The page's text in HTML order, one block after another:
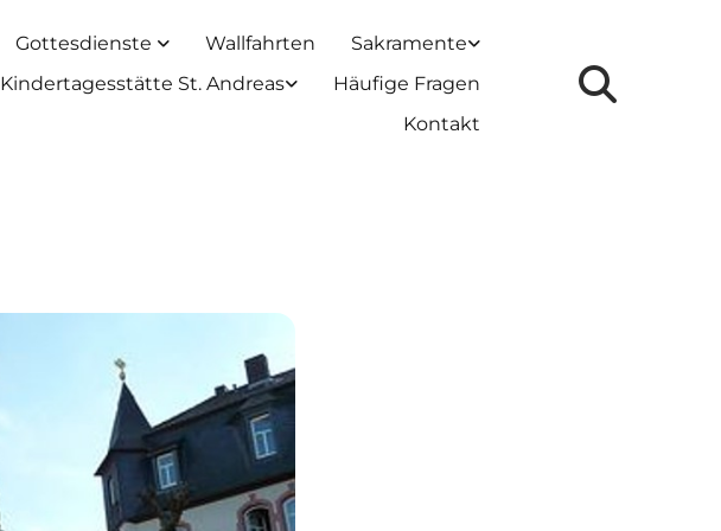
Gottesdienste Wallfahrten
Sakramente
Kindertagesstätte St. Andreas
Häufige Fragen
Kontakt